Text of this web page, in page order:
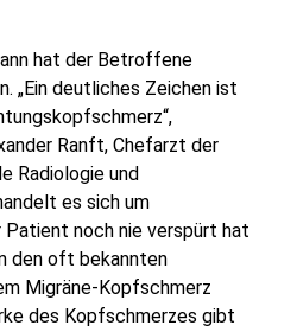
hat der Betroffene
„Ein deutliches Zeichen ist
Ranft, Chefarzt der
Radiologie und
es sich um
noch nie verspürt hat
den oft bekannten
Migräne-Kopfschmerz
des Kopfschmerzes gibt